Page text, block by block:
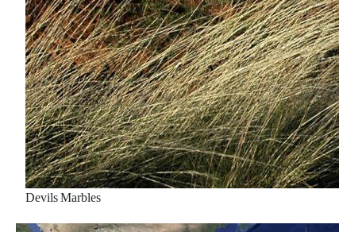
Devils Marbles